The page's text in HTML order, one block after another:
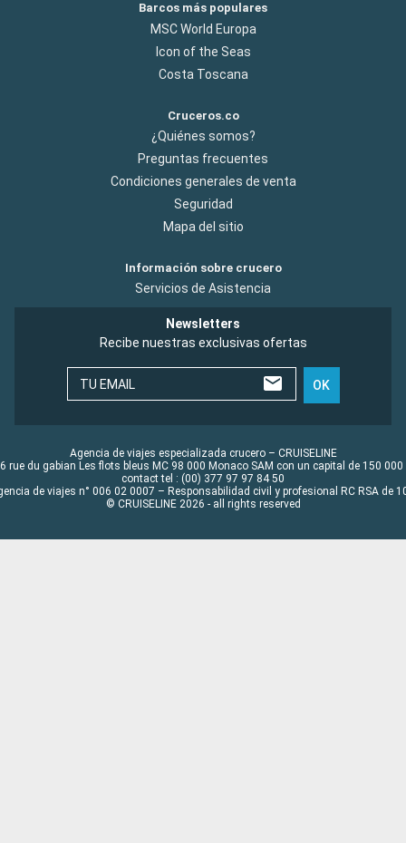
Barcos más populares
MSC World Europa
Icon of the Seas
Costa Toscana
Cruceros.co
¿Quiénes somos?
Preguntas frecuentes
Condiciones generales de venta
Seguridad
Mapa del sitio
Información sobre crucero
Servicios de Asistencia
Newsletters
Recibe nuestras exclusivas ofertas
TU EMAIL OK
Agencia de viajes especializada crucero – CRUISELINE
rue du gabian Les flots bleus MC 98 000 Monaco SAM con un capital de 150 000
contact tel : (00) 377 97 97 84 50
de viajes n° 006 02 0007 – Responsabilidad civil y profesional RC RSA de
© CRUISELINE 2026 - all rights reserved